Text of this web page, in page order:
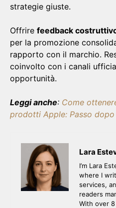
strategie giuste.
Offrire feedback
per la promozione
rapporto con il marchio.
coinvolto con i canali
opportunità.
Leggi anche: Come
prodotti Apple: Passo dopo
Lara
I’m Lara
where I
services,
readers
With over